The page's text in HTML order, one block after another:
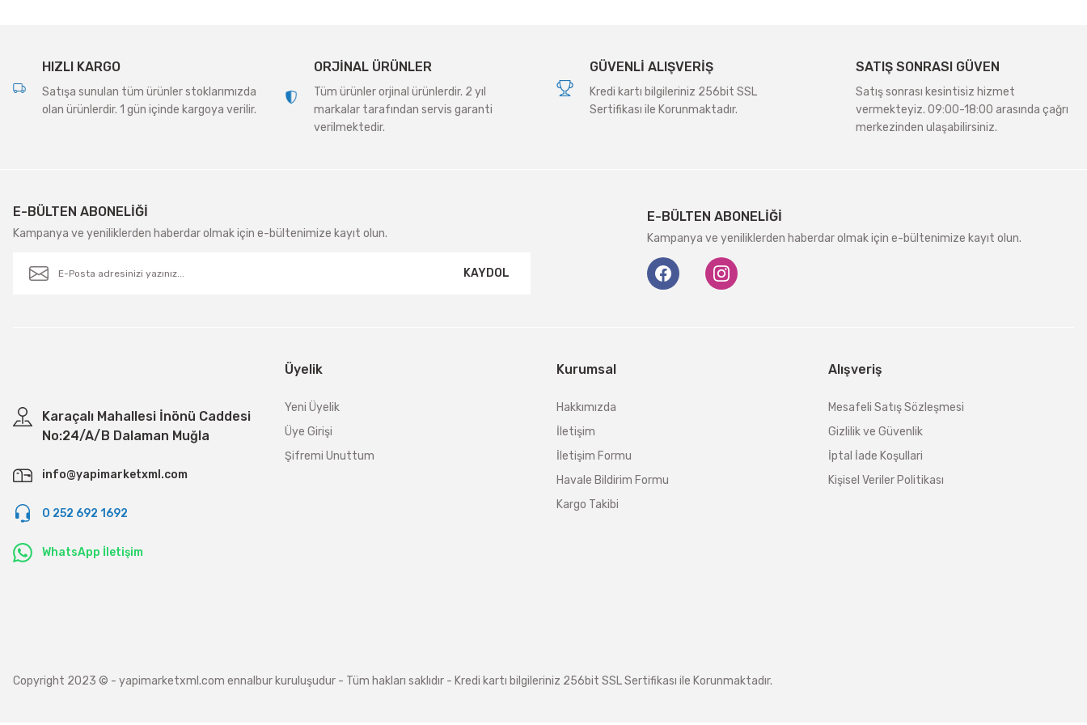
HIZLI KARGO
Satışa sunulan tüm ürünler stoklarımızda
olan ürünlerdir. 1 gün içinde kargoya verilir.
ORJİNAL ÜRÜNLER
Tüm ürünler orjinal ürünlerdir. 2 yıl
markalar tarafından servis garanti
verilmektedir.
GÜVENLİ ALIŞVERİŞ
Kredi kartı bilgileriniz 256bit SSL
Sertifikası ile Korunmaktadır.
SATIŞ SONRASI GÜVEN
Satış sonrası kesintisiz hizmet
vermekteyiz. 09:00-18:00 arasında çağrı
merkezinden ulaşabilirsiniz.
E-BÜLTEN ABONELİĞİ
Kampanya ve yeniliklerden haberdar olmak için e-bültenimize kayıt olun.
KAYDOL
E-BÜLTEN ABONELİĞİ
Kampanya ve yeniliklerden haberdar olmak için e-bültenimize kayıt olun.
Karaçalı Mahallesi İnönü Caddesi
No:24/A/B Dalaman Muğla
info@yapimarketxml.com
0 252 692 1692
WhatsApp İletişim
Üyelik
Yeni Üyelik
Üye Girişi
Şifremi Unuttum
Kurumsal
Hakkımızda
İletişim
İletişim Formu
Havale Bildirim Formu
Kargo Takibi
Alışveriş
Mesafeli Satış Sözleşmesi
Gizlilik ve Güvenlik
İptal İade Koşullari
Kişisel Veriler Politikası
Copyright 2023 © - yapimarketxml.com ennalbur kuruluşudur - Tüm hakları saklıdır - Kredi kartı bilgileriniz 256bit SSL Sertifikası ile Korunmaktadır.